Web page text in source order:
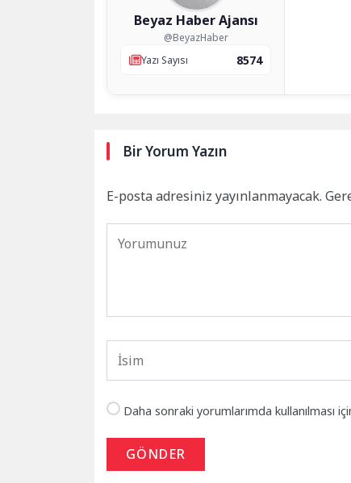
Beyaz Haber Ajansı
@BeyazHaber
Yazı Sayısı
8574
Bir Yorum Yazın
E-posta adresiniz yayınlanmayacak.
Daha sonraki yorumlarımda kullanılması
GÖNDER